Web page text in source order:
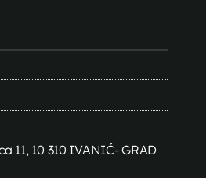
11, 10 310 IVANIĆ- GRAD